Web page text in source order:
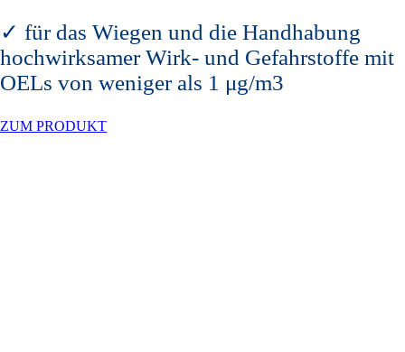
✓ für das Wiegen und die Handhabung
hochwirksamer Wirk- und Gefahrstoffe mit
OELs von weniger als 1 μg/m3
ZUM PRODUKT